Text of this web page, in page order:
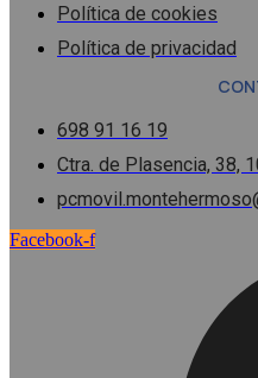
Política de cookies
Política de privacidad
698 91 16 19
Ctra. de Plasencia, 38,
Facebook-f